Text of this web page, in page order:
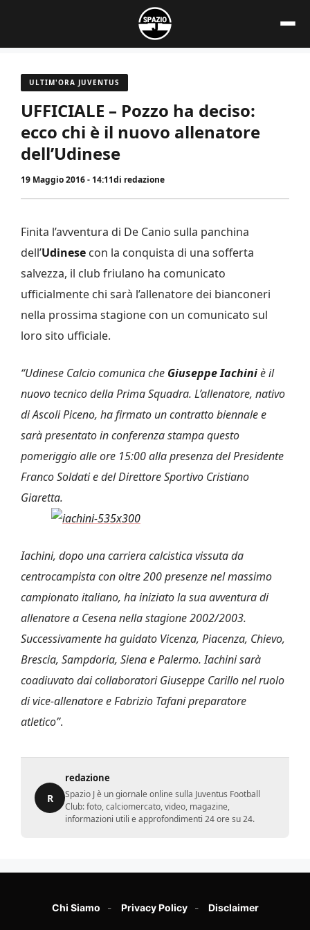
contenuto
ULTIM'ORA JUVENTUS
UFFICIALE – Pozzo ha deciso:
ecco chi è il nuovo allenatore
dell’Udinese
19 Maggio 2016 - 14:11di redazione
Finita l’avventura di De Canio sulla panchina
dell’Udinese con la conquista di una sofferta
salvezza, il club friulano ha comunicato
ufficialmente chi sarà l’allenatore dei bianconeri
nella prossima stagione con un comunicato sul
loro sito ufficiale.
“Udinese Calcio comunica che Giuseppe Iachiniè il
nuovo tecnico della Prima Squadra. L’allenatore, nativo
di Ascoli Piceno, ha firmato un contratto biennale e
sarà presentato in conferenza stampa questo
pomeriggio alle ore 15:00 alla presenza del Presidente
Franco Soldati e del Direttore Sportivo Cristiano
Giaretta.
Iachini, dopo una carriera calcistica vissuta da
centrocampista con oltre 200 presenze nel massimo
campionato italiano, ha iniziato la sua avventura di
allenatore a Cesena nella stagione 2002/2003.
Successivamente ha guidato Vicenza, Piacenza, Chievo,
Brescia, Sampdoria, Siena e Palermo.Iachini sarà
coadiuvato dai collaboratori Giuseppe Carillo nel ruolo
di vice-allenatore e Fabrizio Tafani preparatore
atletico”.
R
redazione
Spazio J è un giornale online sulla Juventus Football
Club: foto, calciomercato, video, magazine,
informazioni utili e approfondimenti 24 ore su 24.
Chi Siamo Privacy Policy Disclaimer